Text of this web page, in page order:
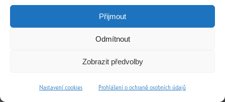
Přijmout
Odmítnout
Zobrazit předvolby
Nastavení cookies Prohlášení o ochraně osobních údajů
webdesignMarek Klusák